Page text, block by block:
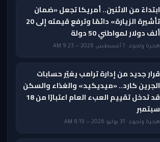
ابتداءً من الاثنين.. أمريكا تجعل «ضمان
تأشيرة الزيارة» دائمًا وترفع قيمته إلى 20
ألف دولار لمواطني 50 دولة
هجرة ولجوء · 1 أغسطس 2026 — 9:23 AM
قرار جديد من إدارة ترامب يغيّر حسابات
الجرين كارد.. «ميديكيد» والغذاء والسكن
قد تدخل تقييم العبء العام اعتبارًا من 18
سبتمبر
هجرة ولجوء · 31 يوليو 2026 — 8:19 AM